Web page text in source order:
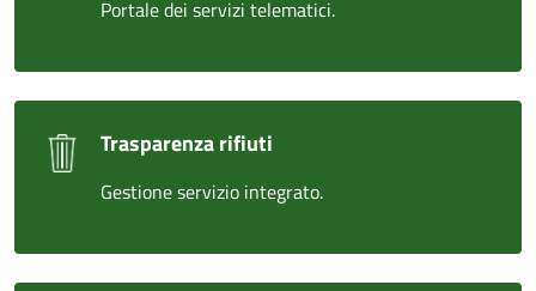
Portale dei servizi telematici.
Trasparenza rifiuti
Gestione servizio integrato.